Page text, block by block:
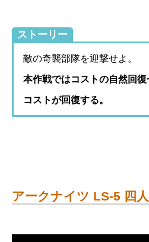
ストーリー
敵の奇襲部隊を迎撃せよ。
本作戦ではコストの自然回
コストが回復する。
アークナイツ LS-5 四